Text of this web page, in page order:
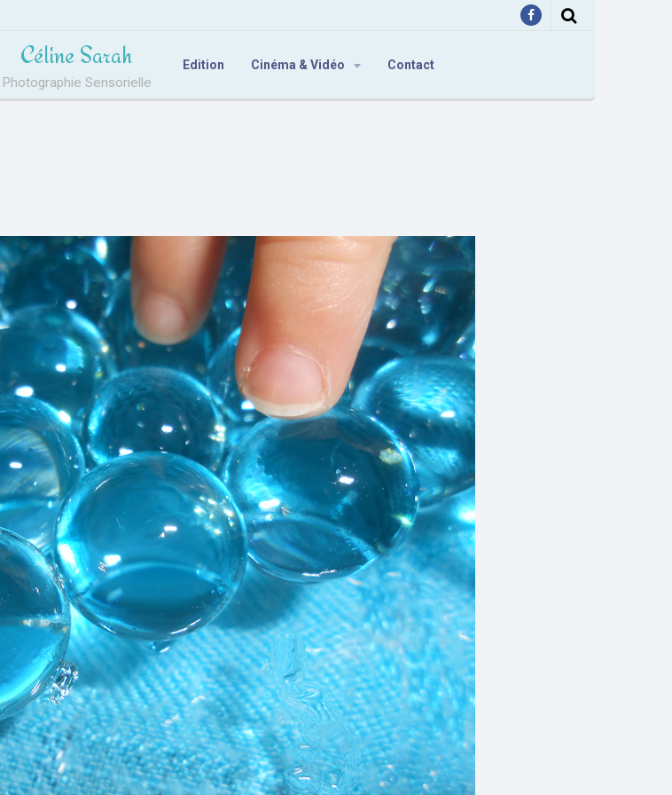
Céline Sarah
Photographie Sensorielle
Edition Cinéma & Vidéo Contact